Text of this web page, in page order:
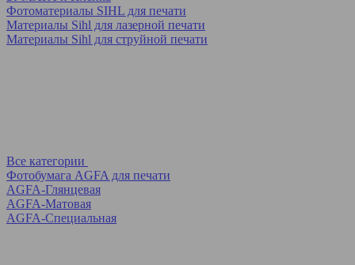
Фотоматериалы SIHL для печати
Материалы Sihl для лазерной печати
Материалы Sihl для струйной печати
Все категории
Фотобумага AGFA для печати
AGFA-Глянцевая
AGFA-Матовая
AGFA-Специальная